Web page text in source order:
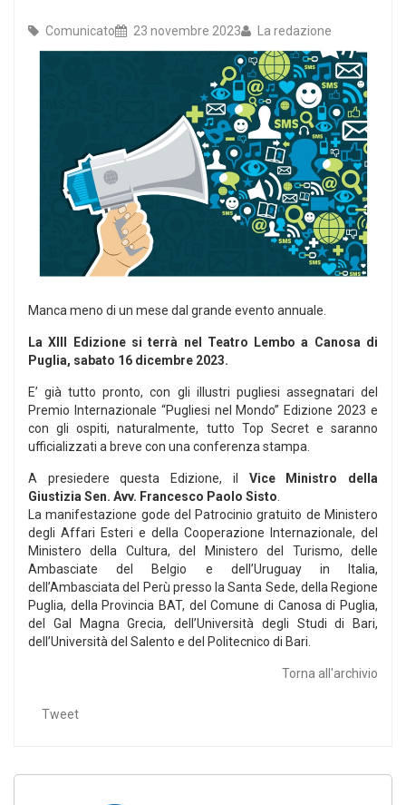
Comunicato 23 novembre 2023 La redazione
Manca meno di un mese dal grande evento annuale.
La XIII Edizione si terrà nel Teatro Lembo a Canosa di
Puglia, sabato 16 dicembre 2023.
E’ già tutto pronto, con gli illustri pugliesi assegnatari del
Premio Internazionale “Pugliesi nel Mondo” Edizione 2023 e
con gli ospiti, naturalmente, tutto Top Secret e saranno
ufficializzati a breve con una conferenza stampa.
A presiedere questa Edizione, il Vice Ministro della
Giustizia Sen. Avv. Francesco Paolo Sisto
La manifestazione gode del Patrocinio gratuito de Ministero
degli Affari Esteri e della Cooperazione Internazionale, del
Ministero della Cultura, del Ministero del Turismo, delle
Ambasciate del Belgio e dell’Uruguay in Italia,
dell’Ambasciata del Perù presso la Santa Sede, della Regione
Puglia, della Provincia BAT, del Comune di Canosa di Puglia,
del Gal Magna Grecia, dell’Università degli Studi di Bari,
dell’Università del Salento e del Politecnico di Bari.
Torna all'archivio
Tweet